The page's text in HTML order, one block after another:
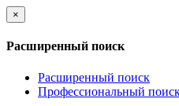
×
Расширенный поиск
Расширенный поиск
Профессиональный